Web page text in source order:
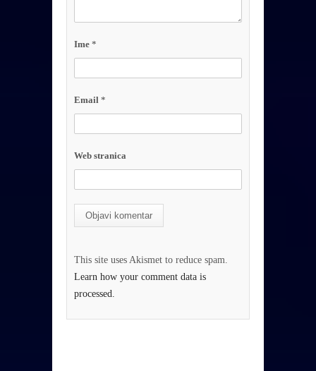
Ime *
Email *
Web stranica
This site uses Akismet to reduce spam.
Learn how your comment data is
processed.